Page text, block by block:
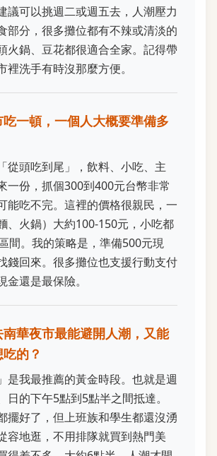
議可以挑週二或週五去，人潮壓力
部分，很多攤位都有不辣或清淡的
火鍋、豆花都很適合全家。記得帶
裡洗手有時沒那麼方便。
一頓，一個人大概要準備多
從頭吃到尾」，飲料、小吃、主
一份，抓個300到400元台幣非常
能吃不完。這裡的價格很親民，一
、火鍋）大約100-150元，小吃都
間。我的策略是，準備500元現
錢回來。很多攤位也支援行動支付
金還是最保險。
華夜市最能避開人潮，又能
的？
是我最推薦的黃金時段。也就是週
日的下午5點到5點半之間抵達。
擺好了，但上班族和學生都還沒湧
容地逛，不用排隊就買到熱門美